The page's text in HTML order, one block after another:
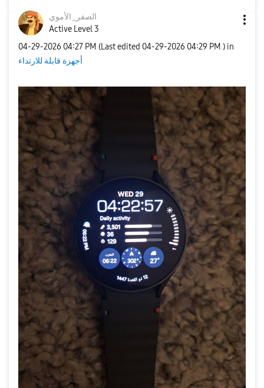
الصقر_الأموي
Active Level 3
‎04-29-2026 04:27 PM (Last edited ‎04-29-2026 04:29 PM ) in
أجهزة قابلة للارتداء